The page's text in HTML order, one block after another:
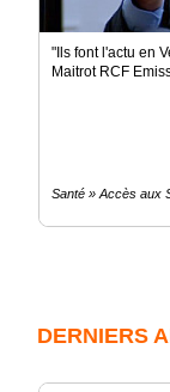
"Ils font l'actu en
Maitrot RCF
Santé » Accès aux
DERNIERS